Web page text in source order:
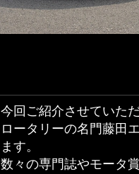
今回ご紹介させていた
ロータリーの名門藤田
ます。
数々の専門誌やモータ